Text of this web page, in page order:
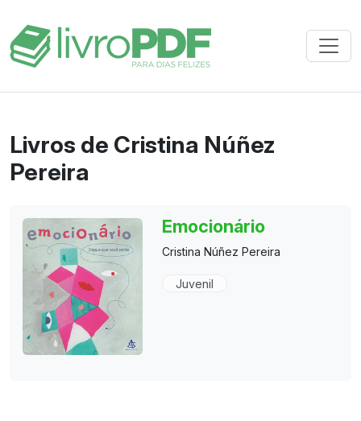
Livros de Cristina Núñez
Pereira
Emocionário
Cristina Núñez Pereira
Juvenil